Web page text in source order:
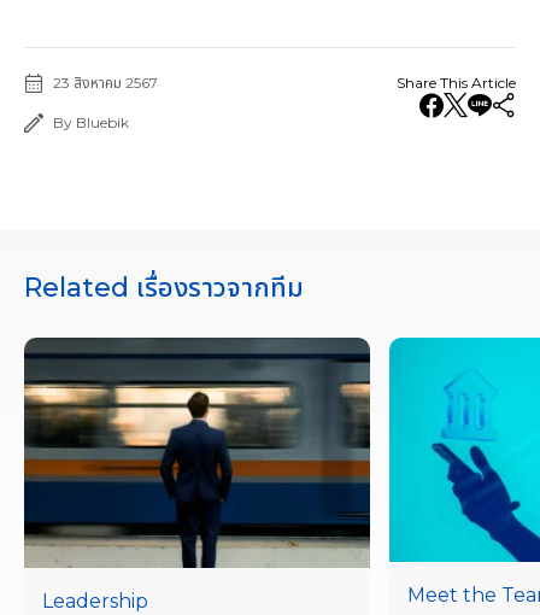
23 สิงหาคม 2567
By Bluebik
Share This Article
Related เรื่องราวจากทีม
Leadership
Meet the